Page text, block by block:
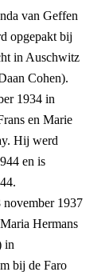
van Geffen
opgepakt bij
in Auschwitz
Cohen).
1934 in
en Marie
Hij werd
en is
1937
Hermans
in
bij de Faro